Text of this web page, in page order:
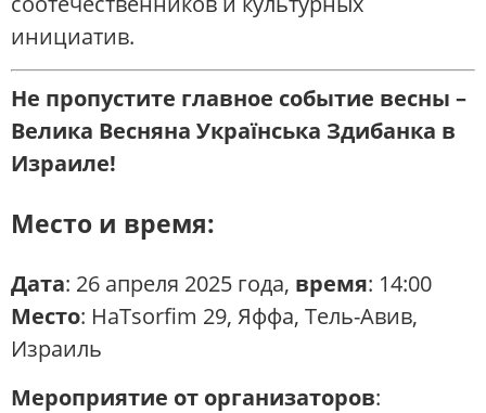
инициатив.
Не пропустите главное событие весны –
Велика Весняна Українська Здибанка в
Израиле!
Место и время:
Дата: 26 апреля 2025 года, время: 14:00
Место: HaTsorfim 29, Яффа, Тель-Авив,
Израиль
Мероприятие от организаторов: